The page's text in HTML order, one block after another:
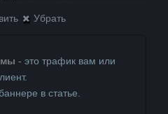
Убрать
- это трафик вам или
в статье.